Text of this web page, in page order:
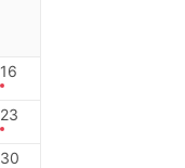
16
23
30